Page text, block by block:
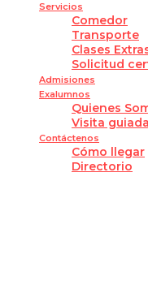
Servicios
Comedor
Transporte
Clases
Solicitud
Admisiones
Exalumnos
Quienes
Visita
Contáctenos
Cómo llegar
Directorio